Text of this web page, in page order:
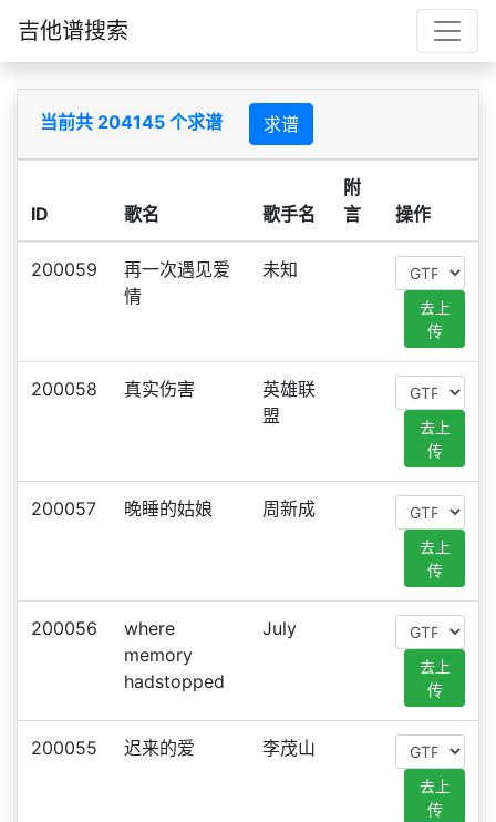
吉他谱搜索
当前共 204145 个求谱 求谱
ID 歌名 歌手名
附
言
操作
200059
再一次遇见爱
情
未知
去上
传
200058 真实伤害
英雄联
盟
去上
传
200057 晚睡的姑娘 周新成
去上
传
200056
where
memory
hadstopped
July
去上
传
200055 迟来的爱 李茂山
去上
传